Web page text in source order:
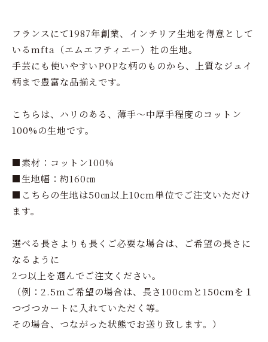
フランスにて1987年創業、インテリア生地を得意として
いるmfta（エムエフティエー）社の生地。
手芸にも使いやすいPOPな柄のものから、上質なジュイ
柄まで豊富な品揃えです。
こちらは、ハリのある、薄手～中厚手程度のコットン
100%の生地です。
■素材：コットン100%
■生地幅：約160㎝
■こちらの生地は50㎝以上10cm単位でご注文いただけ
ます。
選べる長さよりも長くご必要な場合は、ご希望の長さに
なるように
2つ以上を選んでご注文ください。
（例：2.5mご希望の場合は、長さ100cmと150cmを１
つづつカートに入れていただく等。
その場合、つながった状態でお送り致します。）